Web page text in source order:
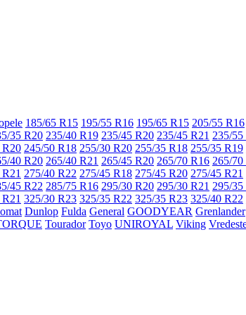
185/65 R15 195/55 R16 195/65 R15 205/55 R16
35 R20 235/40 R19 235/45 R20 235/45 R21 235/55
R20 245/50 R18 255/30 R20 255/35 R18 255/35 R19
40 R20 265/40 R21 265/45 R20 265/70 R16 265/70
275/40 R22 275/45 R18 275/45 R20 275/45 R21
45 R22 285/75 R16 295/30 R20 295/30 R21 295/35
325/30 R23 325/35 R22 325/35 R23 325/40 R22
Dunlop Fulda General GOODYEAR Grenlander
Tourador Toyo UNIROYAL Viking